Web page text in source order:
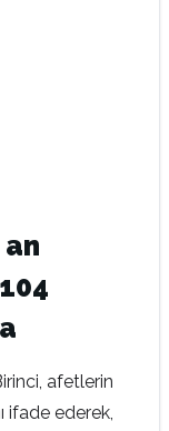
afetlerin
ifade ederek,